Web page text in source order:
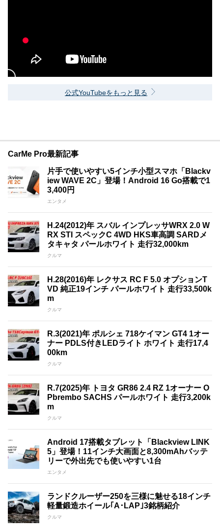
公式YouTubeをもっと見る
CarMe Pro最新記事
片手で使いやすい5インチ小型スマホ「Blackv
iew WAVE 2C」登場！Android 16 Go搭載で1
3,400円
エンタメ
H.24(2012)年 スバル インプレッサWRX 2.0 W
RX STI スペックC 4WD HKS車高調 SARDメ
タキャタ パールホワイト 走行32,000km
クルマ
H.28(2016)年 レクサス RC F 5.0 オプションT
VD 純正19インチ パールホワイト 走行33,500k
m
クルマ
R.3(2021)年 ポルシェ 718ケイマン GT4 1オー
ナー PDLS付きLEDライト ホワイト 走行17,4
00km
クルマ
R.7(2025)年 トヨタ GR86 2.4 RZ 1オーナー O
Pbrembo SACHS パールホワイト 走行3,200k
m
クルマ
Android 17搭載タブレット「Blackview LINK
5」登場！11インチ大画面と8,300mAhバッテ
リーで外出先でも使いやすい1台
エンタメ
ランドクルーザー250を三様に魅せる18インチ
軽量鍛造ホイール｢A･LAP｣3銘柄紹介
クルマ